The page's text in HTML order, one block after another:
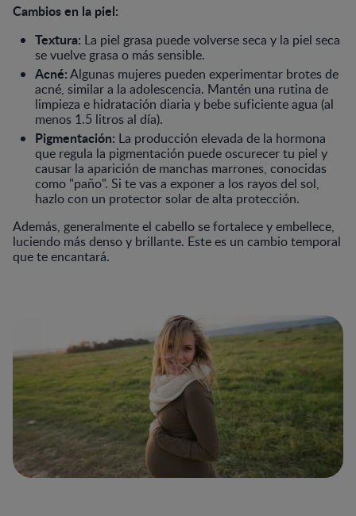
Cambios en la piel:
Textura: La piel grasa puede volverse seca y la piel seca
se vuelve grasa o más sensible.
Acné:Algunas mujeres pueden experimentar brotes de
acné, similar a la adolescencia. Mantén una rutina de
limpieza e hidratación diaria y bebe suficiente agua (al
menos 1.5 litros al día).
Pigmentación: La producción elevada de la hormona
que regula la pigmentación puede oscurecer tu piel y
causar la aparición de manchas marrones, conocidas
como "paño". Si te vas a exponer a los rayos del sol,
hazlo con un protector solar de alta protección.
Además, generalmente el cabello se fortalece y embellece,
luciendo más denso y brillante. Este es un cambio temporal
que te encantará.